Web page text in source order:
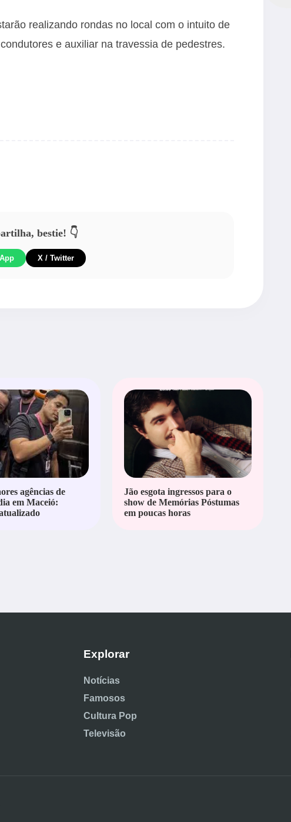
realizando rondas no local com o intuito de
e auxiliar na travessia de pedestres.
bestie! 👇
X / Twitter
agências de
em Maceió:
Jão esgota ingressos para o
show de Memórias Póstumas
em poucas horas
Explorar
Notícias
Famosos
Cultura Pop
Televisão